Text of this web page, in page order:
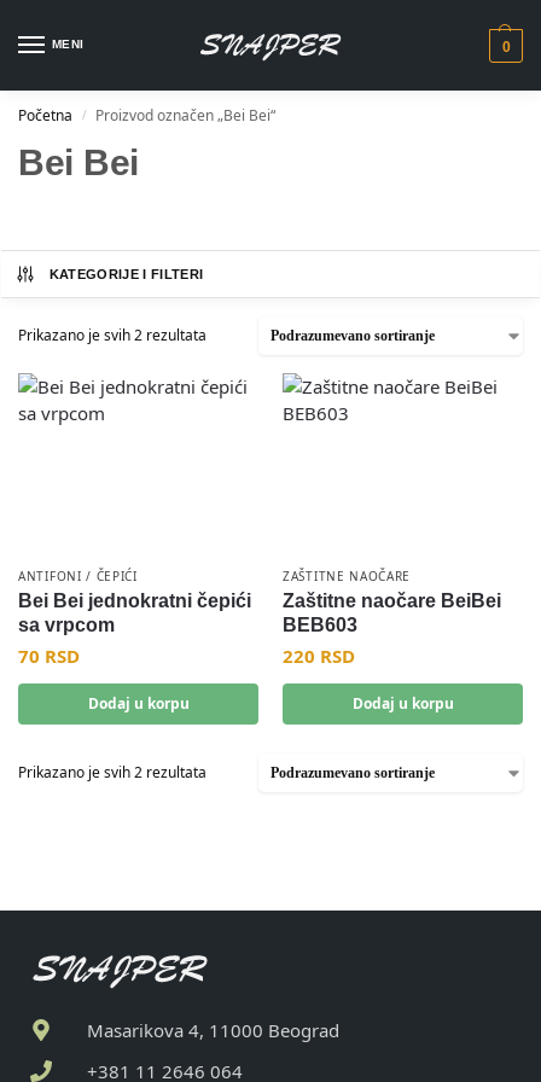
MENI 0
Početna / Proizvod označen „Bei Bei“
Bei Bei
KATEGORIJE I FILTERI
Prikazano je svih 2 rezultata
ANTIFONI / ČEPIĆI
Bei Bei jednokratni čepići
sa vrpcom
70 RSD
Dodaj u korpu
ZAŠTITNE NAOČARE
Zaštitne naočare BeiBei
BEB603
220 RSD
Dodaj u korpu
Prikazano je svih 2 rezultata
Masarikova 4, 11000 Beograd
+381 11 2646 064